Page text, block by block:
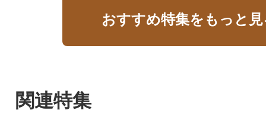
おすすめ特集をもっと
関連特集